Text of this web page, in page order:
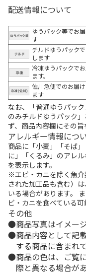
配送情報について
ゆうパック等でお
す
チルドゆうパック
します
冷凍ゆうパックで
ます。
佐川急便でのお届
ます
なお、「普通ゆうパッ
のみチルドゆうパック
ず、商品内容欄にその旨
アレルギー情報につ
商品に「小麦」「そば
に」「くるみ」のアレ
を表示します。
※エビ・カニを除く魚
された加工品も含む）
いる場合があります。
ビ・カニを食べている可
その他
商品写真はイメージ
商品内容として記
する商品に含まれ
商品の色は、ご覧
際と異なる場合が